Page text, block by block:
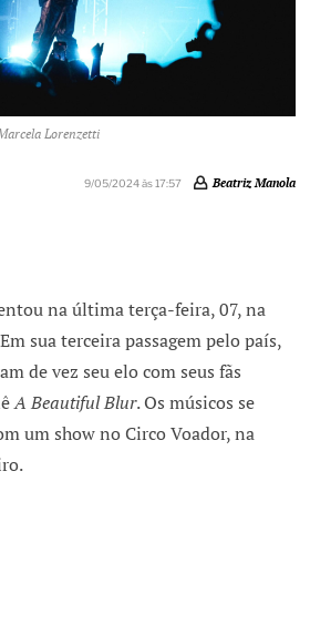
Lorenzetti
9/05/2024 às 17:57 Beatriz Manola
na última terça-feira, 07, na
sua terceira passagem pelo país,
de vez seu elo com seus fãs
A Beautiful Blur. Os músicos se
um show no Circo Voador, na